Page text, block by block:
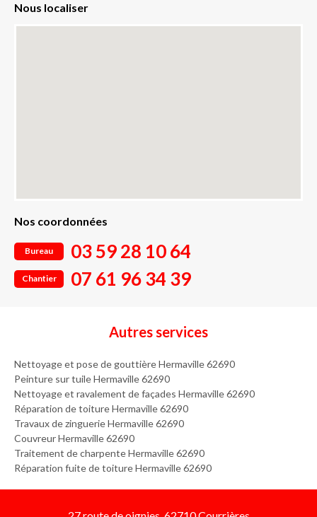
Nous localiser
Nos coordonnées
Bureau 03 59 28 10 64
Chantier 07 61 96 34 39
Autres services
Nettoyage et pose de gouttière Hermaville 62690
Peinture sur tuile Hermaville 62690
Nettoyage et ravalement de façades Hermaville 62690
Réparation de toiture Hermaville 62690
Travaux de zinguerie Hermaville 62690
Couvreur Hermaville 62690
Traitement de charpente Hermaville 62690
Réparation fuite de toiture Hermaville 62690